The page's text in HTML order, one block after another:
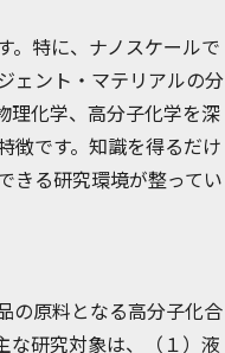
。特に、ナノスケールで
ェント・マテリアルの分
理化学、高分子化学を深
徴です。知識を得るだけ
きる研究環境が整ってい
の原料となる高分子化合
な研究対象は、（１）液